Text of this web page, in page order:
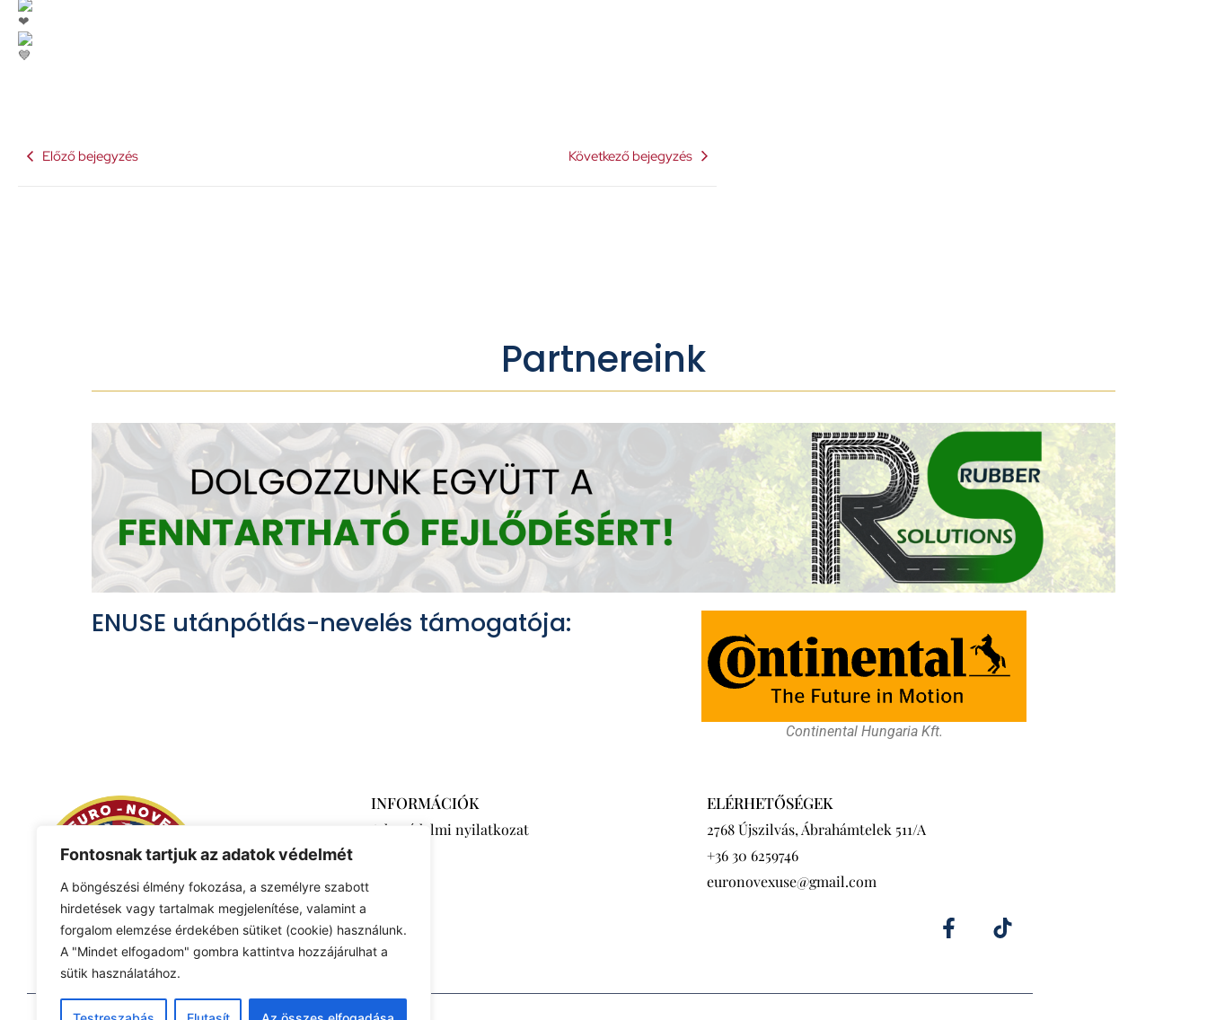
Fontosnak tartjuk az adatok védelmét
A böngészési élmény fokozása, a személyre szabott
hirdetések vagy tartalmak megjelenítése, valamint a
forgalom elemzése érdekében sütiket (cookie) használunk.
A "Mindet elfogadom" gombra kattintva hozzájárulhat a
sütik használatához.
Előző bejegyzés Következő bejegyzés
Partnereink
ENUSE utánpótlás-nevelés támogatója:
Continental Hungaria Kft.
INFORMÁCIÓK
Adatvédelmi nyilatkozat
ELÉRHETŐSÉGEK
2768 Újszilvás, Ábrahámtelek 511/A
+36 30 6259746
euronovexuse@gmail.com